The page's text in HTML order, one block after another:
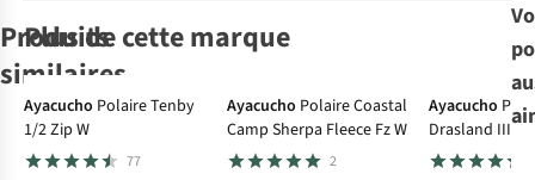
Produits
similaires
Brunotti
Polaire
Heronne
Brunotti
Polaire Misma
Brunotti
Heronne
Brunotti
Heronne
Plus de cette marque
Ayacucho Polaire Tenby
1/2 Zip W
77
Ayacucho Polaire Coastal
Camp Sherpa Fleece Fz W
2
Ayacucho
Drasland III